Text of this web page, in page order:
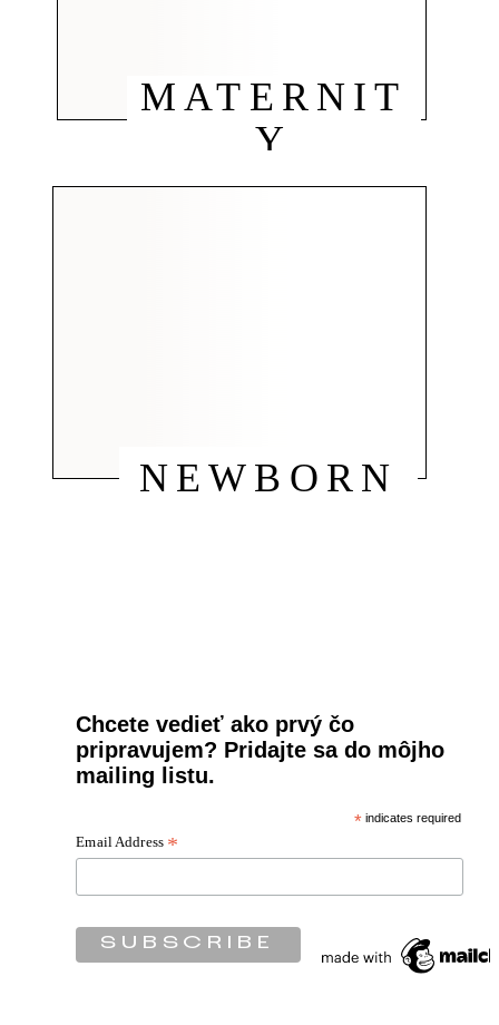
MATERNIT
Y
NEWBORN
Chcete vedieť ako prvý čo
pripravujem? Pridajte sa do môjho
mailing listu.
*indicates required
Email Address *